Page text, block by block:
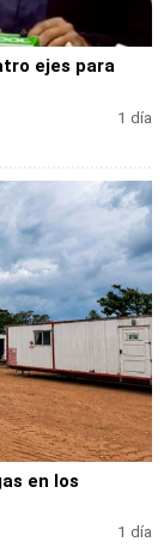
ejes para
1 día
en los
1 día